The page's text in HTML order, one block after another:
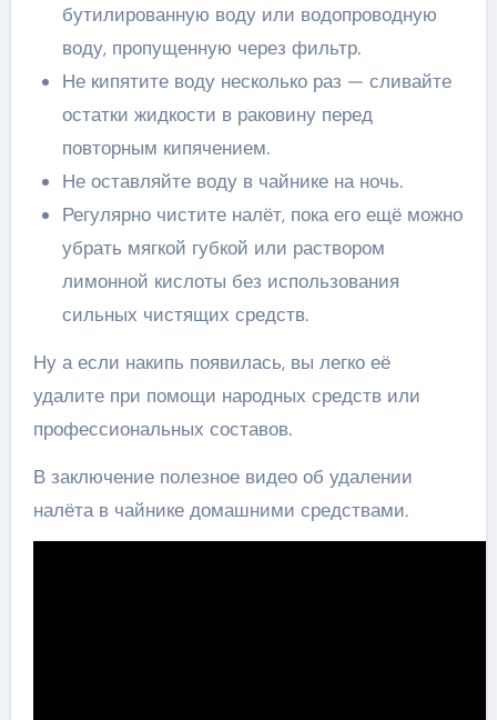
бутилированную воду или водопроводную
воду, пропущенную через фильтр.
Не кипятите воду несколько раз — сливайте
остатки жидкости в раковину перед
повторным кипячением.
Не оставляйте воду в чайнике на ночь.
Регулярно чистите налёт, пока его ещё можно
убрать мягкой губкой или раствором
лимонной кислоты без использования
сильных чистящих средств.
Ну а если накипь появилась, вы легко её
удалите при помощи народных средств или
профессиональных составов.
В заключение полезное видео об удалении
налёта в чайнике домашними средствами.